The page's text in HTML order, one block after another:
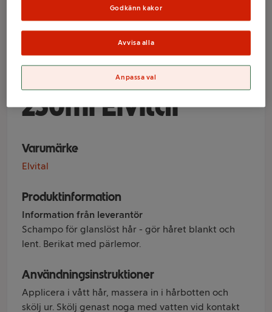
Schampo Nutri-
gloss shine För
glanslöst hår
250ml Elvital
Varumärke
Elvital
Produktinformation
Information från leverantör
Schampo för glanslöst hår - gör håret blankt och
lent. Berikat med pärlemor.
Användningsinstruktioner
Applicera i vått hår, massera in i hårbotten och
skölj ur. Skölj genast noga med vatten vid kontakt
Godkänn kakor
Avvisa alla
Anpassa val